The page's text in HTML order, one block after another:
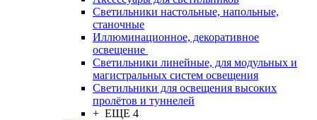
Светильники настольные, напольные,
станочные
Иллюминационное, декоративное
освещение
Светильники линейные, для модульных и
магистральных систем освещения
Светильники для освещения высоких
пролётов и туннелей
+ ЕЩЕ 4